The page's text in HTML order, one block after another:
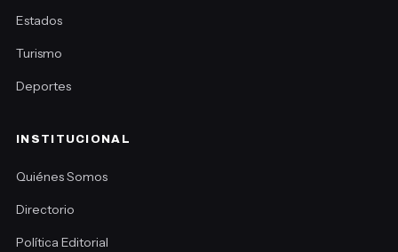
Estados
Turismo
Deportes
INSTITUCIONAL
Quiénes Somos
Directorio
Política Editorial